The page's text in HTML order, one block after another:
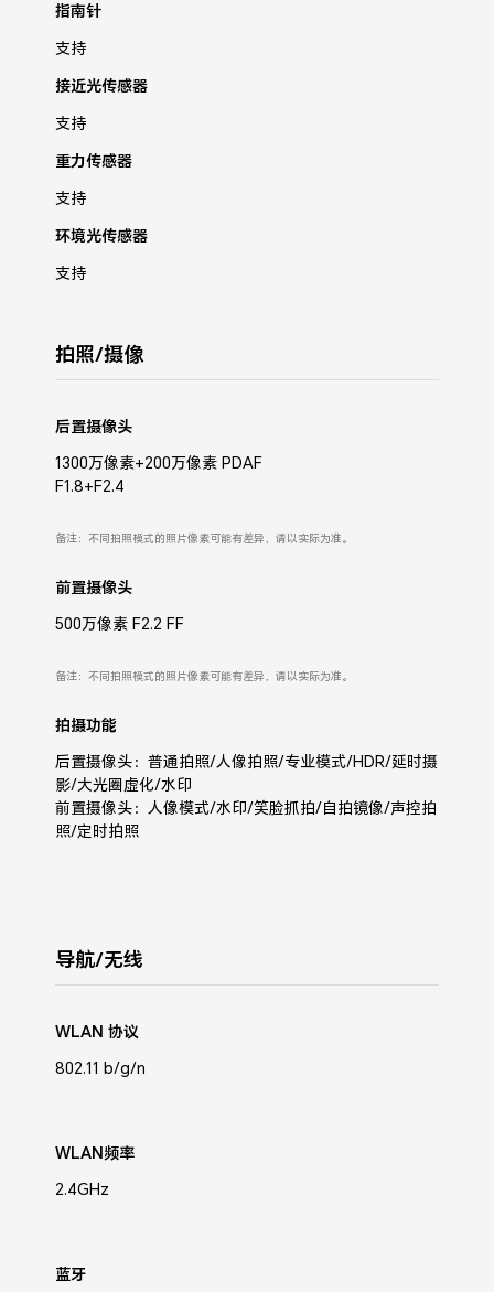
指南针
支持
接近光传感器
支持
重力传感器
支持
环境光传感器
支持
拍照/摄像
后置摄像头
1300万像素+200万像素 PDAF
F1.8+F2.4
备注：不同拍照模式的照片像素可能有差异，请以实际为准。
前置摄像头
500万像素 F2.2 FF
备注：不同拍照模式的照片像素可能有差异，请以实际为准。
拍摄功能
后置摄像头：普通拍照/人像拍照/专业模式/HDR/延时摄
影/大光圈虚化/水印
前置摄像头：人像模式/水印/笑脸抓拍/自拍镜像/声控拍
照/定时拍照
导航/无线
WLAN 协议
802.11 b/g/n
WLAN频率
2.4GHz
蓝牙